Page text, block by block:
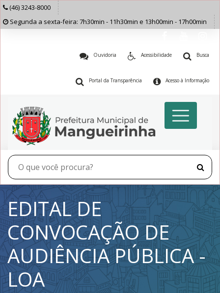
(46) 3243-8000
Segunda a sexta-feira: 7h30min - 11h30min e 13h00min - 17h00min
Busca
Acessibilidade
Ouvidoria
Acesso à Informação
Portal da Transparência
EDITAL DE
CONVOCAÇÃO DE
AUDIÊNCIA PÚBLICA -
LOA